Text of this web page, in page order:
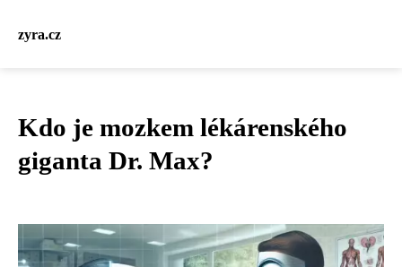
zyra.cz
Kdo je mozkem lékárenského
giganta Dr. Max?